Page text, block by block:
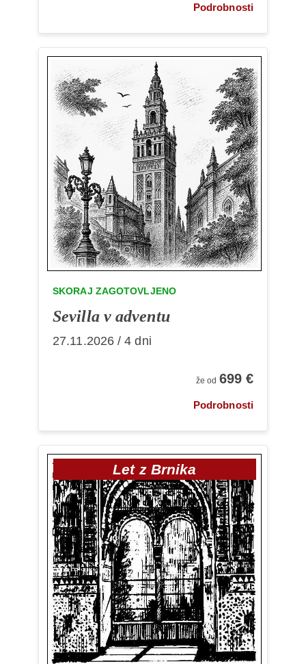
Podrobnosti
SKORAJ ZAGOTOVLJENO
Sevilla v adventu
27.11.2026 / 4 dni
že od 699 €
Podrobnosti
Let z Brnika